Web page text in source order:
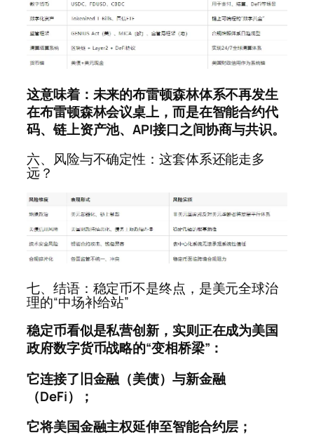
这意味着： 未来的布雷顿森林体系不再发生
在布雷顿森林会议桌上，而是在智能合约代
码、链上资产池、API接口之间协商与共识。
六、风险与不确定性：这套体系还能走多
远？
七、结语：稳定币不是终点，是美元全球治
理的“中场补给站”
稳定币看似是私营创新，实则正在成为美国
政府数字货币战略的“变相桥梁”：
它连接了旧金融（美债）与新金融
（DeFi）；
它将美国金融主权延伸至智能合约层；